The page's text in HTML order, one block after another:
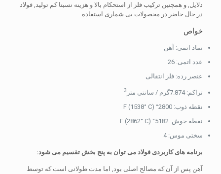
دلایل, و همچنین ترکیب فلز از استحکام بالا و هزینه نسبتا کم تولید, فولاد
در حال حاضر در محصولات بی شماری استفاده.
خواص
نماد اتمی: آهن
عدد اتمی: 26
عنصر رده: فلز انتقالی
تراکم: 7.874گرم / سانتی متر 3
نقطه ذوب: 2800° F (1538° C)
نقطه جوش: 5182° F (2862° C)
سختی موس: 4
برنامه های کاربردی فولاد می توان به پنج بخش تقسیم می شود:
آهن پس از آن که مصالح اصلی بود, اما مدت طولانی است که توسط